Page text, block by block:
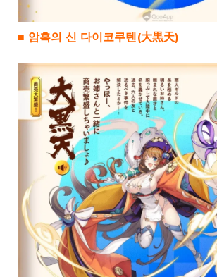
■ 암흑의 신 다이코쿠텐(大黒天)